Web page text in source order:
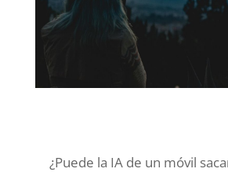
¿Puede la IA de un móvil